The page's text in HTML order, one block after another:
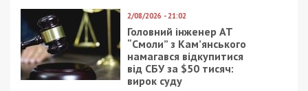
2/08/2026 - 21:02
Головний інженер АТ
“Смоли” з Кам’янського
намагався відкупитися
від СБУ за $50 тисяч:
вирок суду